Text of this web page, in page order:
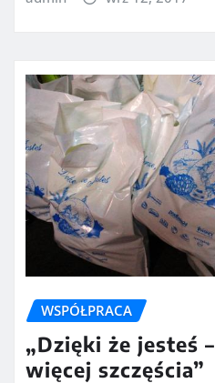
WSPÓŁPRACA
„Dzięki że jesteś
więcej szczęścia”